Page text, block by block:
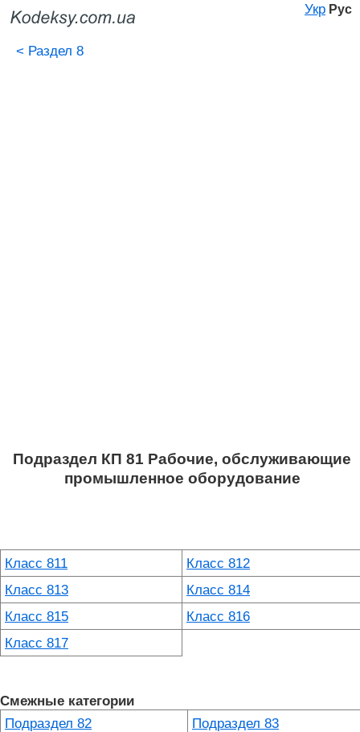
Укр Рус
< Раздел 8
Подраздел КП 81 Рабочие, обслуживающие
промышленное оборудование
Класс 811
Класс 812
Класс 813
Класс 814
Класс 815
Класс 816
Класс 817
Смежные категории
Подраздел 82
Подраздел 83